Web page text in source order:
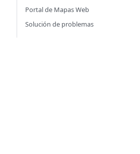
Portal de Mapas Web
Solución de problemas